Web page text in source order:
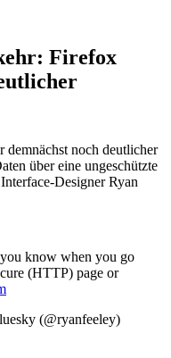
Firefox
demnächst noch deutlicher
über eine ungeschützte
Designer Ryan
know when you go
(HTTP) page or
(@ryanfeeley)